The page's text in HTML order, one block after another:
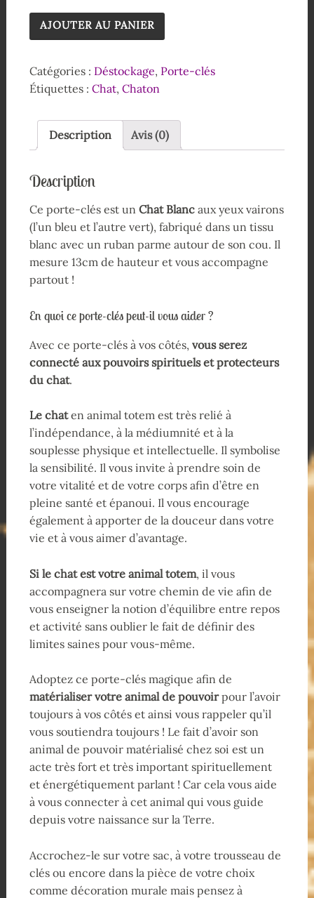
AJOUTER AU PANIER
Catégories : Déstockage, Porte-clés
Étiquettes : Chat, Chaton
Description Avis (0)
Description
Ce porte-clés est un Chat Blanc aux yeux vairons
(l’un bleu et l’autre vert), fabriqué dans un tissu
blanc avec un ruban parme autour de son cou. Il
mesure 13cm de hauteur et vous accompagne
partout !
En quoi ce porte-clés peut-il vous aider ?
Avec ce porte-clés à vos côtés, vous serez
connecté aux pouvoirs spirituels et protecteurs
du chat.
Le chaten animal totem est très relié à
l’indépendance, à la médiumnité et à la
souplesse physique et intellectuelle. Il symbolise
la sensibilité. Il vous invite à prendre soin de
votre vitalité et de votre corps afin d’être en
pleine santé et épanoui. Il vous encourage
également à apporter de la douceur dans votre
vie et à vous aimer d’avantage.
Si le chat est votre animal totem, il vous
accompagnera sur votre chemin de vie afin de
vous enseigner la notion d’équilibre entre repos
et activité sans oublier le fait de définir des
limites saines pour vous-même.
Adoptez ce porte-clés magique afin de
matérialiser votre animal de pouvoirpour l’avoir
toujours à vos côtés et ainsi vous rappeler qu’il
vous soutiendra toujours ! Le fait d’avoir son
animal de pouvoir matérialisé chez soi est un
acte très fort et très important spirituellement
et énergétiquement parlant ! Car cela vous aide
à vous connecter à cet animal qui vous guide
depuis votre naissance sur la Terre.
Accrochez-le sur votre sac, à votre trousseau de
clés ou encore dans la pièce de votre choix
comme décoration murale mais pensez à